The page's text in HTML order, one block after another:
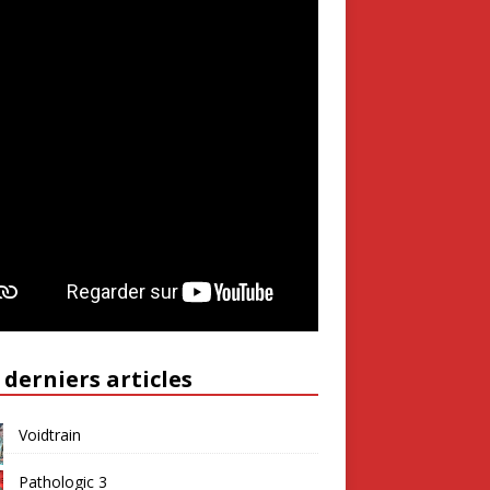
derniers articles
Voidtrain
Pathologic 3